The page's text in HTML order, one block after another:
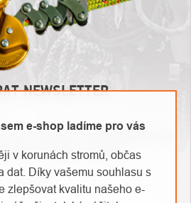
e-shop ladíme pro vás
v korunách stromů, občas
dat. Díky vašemu souhlasu s
zlepšovat kvalitu našeho e-
NEWSLETTER
vám budeme zasílat informace o
na našem e-shopu.
E-mail